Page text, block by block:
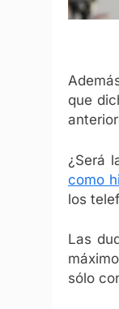
que
¿Será
como
los
Las
sólo